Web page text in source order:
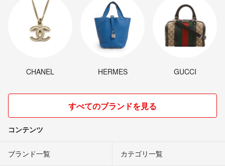
CHANEL HERMES GUCCI
すべてのブランドを見る
コンテンツ
ブランド一覧 カテゴリ一覧